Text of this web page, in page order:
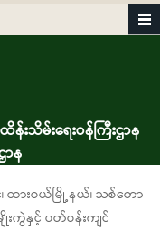
သိမ်းရေးဝန်ကြီးဌာန
ာန
၊ ထားဝယ်မြို့နယ်၊ သစ်တော
ျိုးကွဲနှင့် ပတ်ဝန်းကျင်